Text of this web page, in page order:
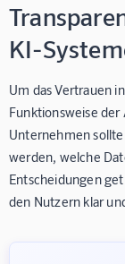
KI-
Um das Vertrauen
Funktionsweise
Unternehmen
werden, welche
Entscheidungen
den Nutzern klar